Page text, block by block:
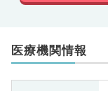
医療機関情報